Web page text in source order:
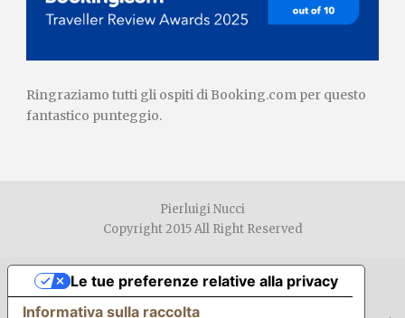
Ringraziamo tutti gli ospiti di Booking.com per questo
fantastico punteggio.
Pierluigi Nucci
Copyright 2015 All Right Reserved
Informativa sulla raccolta
Le tue preferenze relative alla privacy